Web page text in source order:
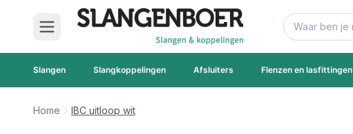
Ga naar de inhoud
Zoek
Slangen Slangkoppelingen Afsluiters Flenzen en lasfittingen
Home IBC uitloop wit